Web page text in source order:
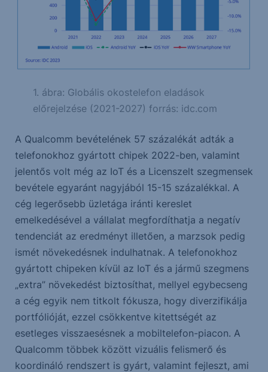
1. ábra: Globális okostelefon eladások
előrejelzése (2021-2027) forrás: idc.com
A Qualcomm bevételének 57 százalékát adták a
telefonokhoz gyártott chipek 2022-ben, valamint
jelentős volt még az IoT és a Licenszelt szegmensek
bevétele egyaránt nagyjából 15-15 százalékkal. A
cég legerősebb üzletága iránti kereslet
emelkedésével a vállalat megfordíthatja a negatív
tendenciát az eredményt illetően, a marzsok pedig
ismét növekedésnek indulhatnak. A telefonokhoz
gyártott chipeken kívül az IoT és a jármű szegmens
„extra” növekedést biztosíthat, mellyel egybecseng
a cég egyik nem titkolt fókusza, hogy diverzifikálja
portfólióját, ezzel csökkentve kitettségét az
esetleges visszaesésnek a mobiltelefon-piacon. A
Qualcomm többek között vizuális felismerő és
koordináló rendszert is gyárt, valamint fejleszt, ami